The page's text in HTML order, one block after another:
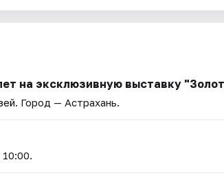
на эксклюзивную выставку
. Город — Астрахань.
10:00.